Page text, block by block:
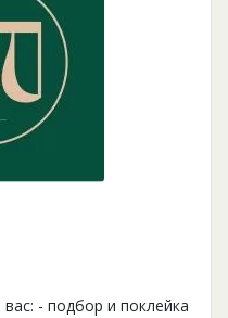
- подбор и поклейка